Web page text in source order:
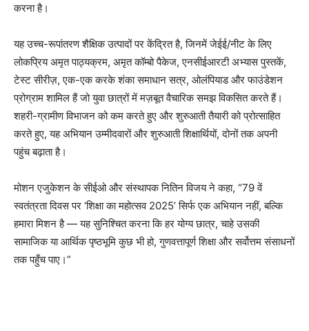
करना है।
यह उच्च-रूपांतरण शैक्षिक उत्पादों पर केंद्रित है, जिनमें जेईई/नीट के लिए
लोकप्रिय अमृत पाठ्यक्रम, अमृत कॉम्बो पैकेज, एनसीईआरटी अभ्यास पुस्तकें,
टेस्ट सीरीज़, एक-एक करके शंका समाधान सत्र, ओलंपियाड और फाउंडेशन
प्रोग्राम शामिल हैं जो युवा छात्रों में मज़बूत वैचारिक समझ विकसित करते हैं।
शहरी-ग्रामीण विभाजन को कम करते हुए और शुरुआती तैयारी को प्रोत्साहित
करते हुए, यह अभियान उम्मीदवारों और शुरुआती शिक्षार्थियों, दोनों तक अपनी
पहुंच बढ़ाता है।
मोशन एजुकेशन के सीईओ और संस्थापक नितिन विजय ने कहा, “79 वें
स्वतंत्रता दिवस पर ‘शिक्षा का महोत्सव 2025’ सिर्फ एक अभियान नहीं, बल्कि
हमारा मिशन है — यह सुनिश्चित करना कि हर योग्य छात्र, चाहे उसकी
सामाजिक या आर्थिक पृष्ठभूमि कुछ भी हो, गुणवत्तापूर्ण शिक्षा और सर्वोत्तम संसाधनों
तक पहुँच पाए।”